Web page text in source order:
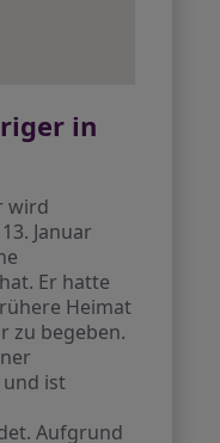
in
wird
Januar
Er hatte
Heimat
zu begeben.
ist
Aufgrund